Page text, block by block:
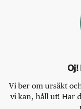
Vi ber om ursäkt
vi kan, håll ut! Har